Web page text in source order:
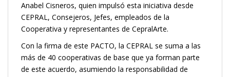
Anabel Cisneros, quien impulsó esta iniciativa desde
CEPRAL, Consejeros, Jefes, empleados de la
Cooperativa y representantes de CepralArte.
Con la firma de este PACTO, la CEPRAL se suma a las
más de 40 cooperativas de base que ya forman parte
de este acuerdo, asumiendo la responsabilidad de